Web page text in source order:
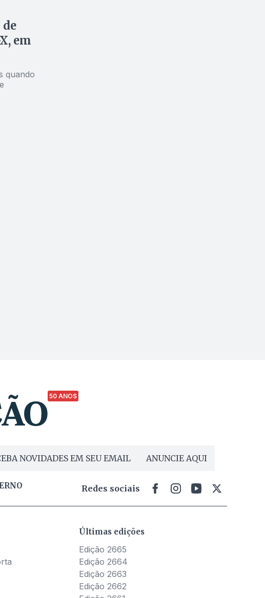
em
50 ANOS
NOVIDADES EM SEU EMAIL ANUNCIE AQUI
Redes sociais
Últimas edições
Edição 2665
Edição 2664
Edição 2663
Edição 2662